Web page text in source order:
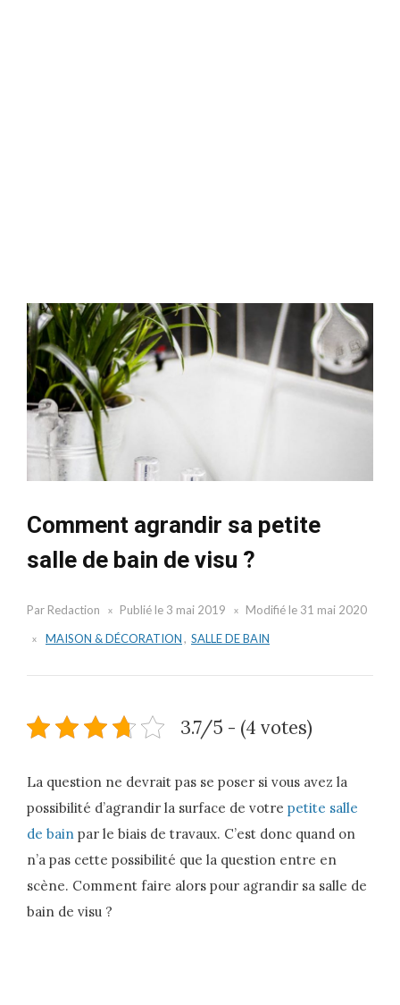
Comment agrandir sa petite
salle de bain de visu ?
Par Redaction Publié le 3 mai 2019 Modifié le 31 mai 2020
MAISON & DÉCORATION, SALLE DE BAIN
3.7/5 - (4 votes)
La question ne devrait pas se poser si vous avez la
possibilité d’agrandir la surface de votre petite salle
de bain par le biais de travaux. C’est donc quand on
n’a pas cette possibilité que la question entre en
scène. Comment faire alors pour agrandir sa salle de
bain de visu ?